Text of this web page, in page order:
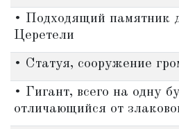
• Подходящий памятник
Церетели
• Статуя, сооружение
• Гигант, всего на одну
отличающийся от